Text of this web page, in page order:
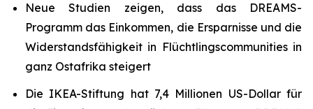
Neue Studien zeigen, dass das DREAMS-
Programm das Einkommen, die Ersparnisse und die
Widerstandsfähigkeit in Flüchtlingscommunities in
ganz Ostafrika steigert
Die IKEA-Stiftung hat 7,4 Millionen US-Dollar für